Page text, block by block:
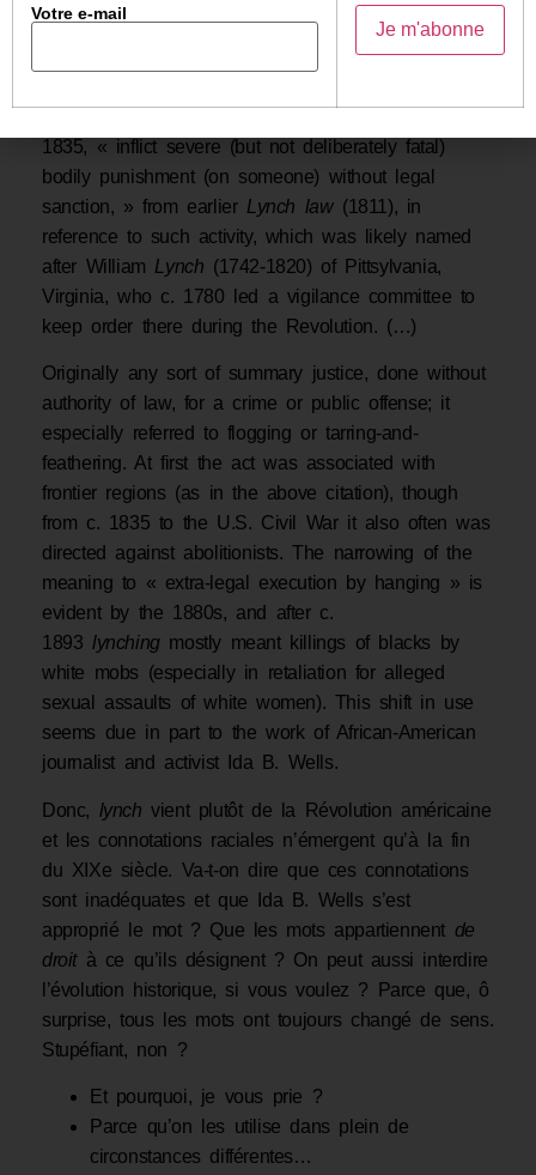
conscience zélés qui veillent à l’orthodoxie.
Bon, histoire de faire de l’histoire, voici un résumé
1835, « inflict severe (but not deliberately fatal)
bodily punishment (on someone) without legal
sanction, » from earlier Lynch law(1811), in
reference to such activity, which was likely named
after William Lynch (1742-1820) of Pittsylvania,
Virginia, who c. 1780 led a vigilance committee to
keep order there during the Revolution. (…)
Originally any sort of summary justice, done without
authority of law, for a crime or public offense; it
especially referred to flogging or tarring-and-
feathering. At first the act was associated with
frontier regions (as in the above citation), though
from c. 1835 to the U.S. Civil War it also often was
directed against abolitionists. The narrowing of the
meaning to « extra-legal execution by hanging » is
evident by the 1880s, and after c.
1893 lynchingmostly meant killings of blacks by
white mobs (especially in retaliation for alleged
sexual assaults of white women). This shift in use
seems due in part to the work of African-American
journalist and activist Ida B. Wells.
Donc, lynch vient plutôt de la Révolution américaine
et les connotations raciales n’émergent qu’à la fin
du XIXe siècle. Va-t-on dire que ces connotations
sont inadéquates et que Ida B. Wells s’est
approprié le mot ? Que les mots appartiennent de
droità ce qu’ils désignent ? On peut aussi interdire
l’évolution historique, si vous voulez ? Parce que, ô
surprise, tous les mots ont toujours changé de sens.
Stupéfiant, non ?
Et pourquoi, je vous prie ?
Parce qu’on les utilise dans plein de
circonstances différentes…
Votre e-mail